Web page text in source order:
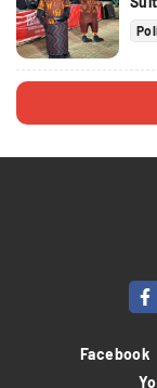
Facebook